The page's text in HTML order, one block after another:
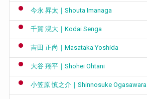
今永 昇太｜Shouta Imanaga
千賀 滉大｜Kodai Senga
吉田 正尚｜Masataka Yoshida
大谷 翔平｜Shohei Ohtani
小笠原 慎之介｜Shinnosuke Ogasawara